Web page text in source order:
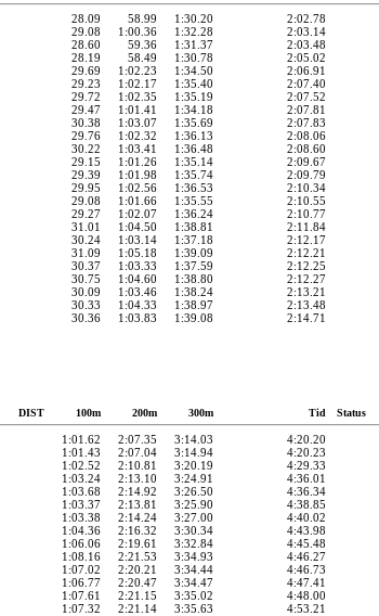
28.09 58.99 1:30.20
2:02.78
29.08 1:00.36 1:32.28
2:03.14
28.60 59.36 1:31.37
2:03.48
28.19 58.49 1:30.78
2:05.02
29.69 1:02.23 1:34.50
2:06.91
29.23 1:02.17 1:35.40
2:07.40
29.72 1:02.35 1:35.19
2:07.52
29.47 1:01.41 1:34.18
2:07.81
30.38 1:03.07 1:35.69
2:07.83
29.76 1:02.32 1:36.13
2:08.06
30.22 1:03.41 1:36.48
2:08.60
29.15 1:01.26 1:35.14
2:09.67
29.39 1:01.98 1:35.74
2:09.79
29.95 1:02.56 1:36.53
2:10.34
29.08 1:01.66 1:35.55
2:10.55
29.27 1:02.07 1:36.24
2:10.77
31.01 1:04.50 1:38.81
2:11.84
30.24 1:03.14 1:37.18
2:12.17
31.09 1:05.18 1:39.09
2:12.21
30.37 1:03.33 1:37.59
2:12.25
30.75 1:04.60 1:38.80
2:12.27
30.09 1:03.46 1:38.24
2:13.21
30.33 1:04.33 1:38.97
2:13.48
30.36 1:03.83 1:39.08 2:14.71
DIST 100m 200m 300m Tid Status
1:01.62 2:07.35 3:14.03
4:20.20
1:01.43 2:07.04 3:14.94
4:20.23
1:02.52 2:10.81 3:20.19
4:29.33
1:03.24 2:13.10 3:24.91
4:36.01
1:03.68 2:14.92 3:26.50
4:36.34
1:03.37 2:13.81 3:25.90
4:38.85
1:03.38 2:14.24 3:27.00
4:40.02
1:04.36 2:16.32 3:30.34
4:43.98
1:06.06 2:19.61 3:32.84
4:45.48
1:08.16 2:21.53 3:34.93
4:46.27
1:07.02 2:20.21 3:34.44
4:46.73
1:06.77 2:20.47 3:34.47
4:47.41
1:07.61 2:21.15 3:35.02
4:48.00
1:07.32 2:21.14 3:35.63 4:53.21